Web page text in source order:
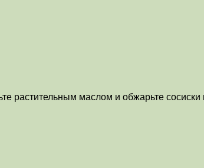
растительным маслом и обжарьте